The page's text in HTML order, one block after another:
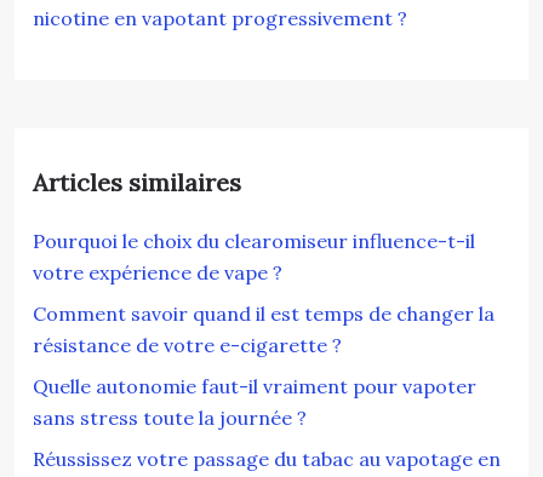
nicotine en vapotant progressivement ?
Articles similaires
Pourquoi le choix du clearomiseur influence-t-il
votre expérience de vape ?
Comment savoir quand il est temps de changer la
résistance de votre e-cigarette ?
Quelle autonomie faut-il vraiment pour vapoter
sans stress toute la journée ?
Réussissez votre passage du tabac au vapotage en